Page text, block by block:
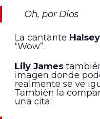
Oh, por Dios
La cantante Halsey
“Wow”.
Lily James
imagen donde
realmente se ve
También la
una cita: